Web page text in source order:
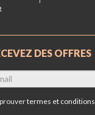
DES OFFRES
termes et conditions